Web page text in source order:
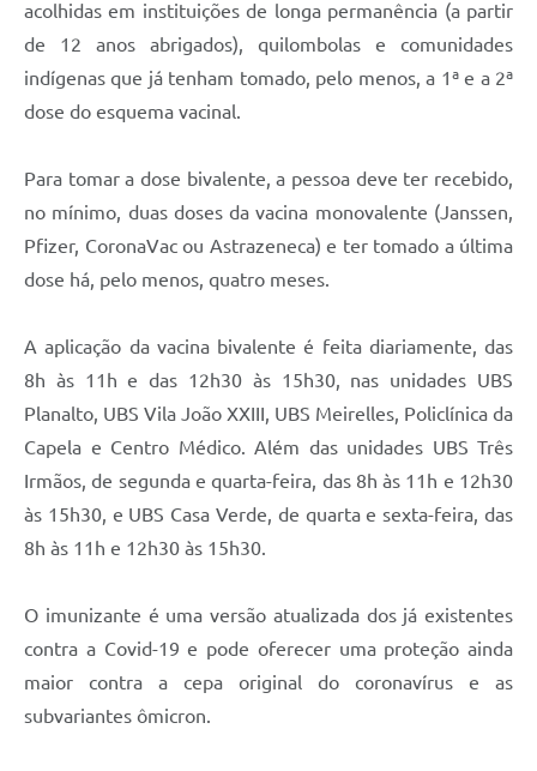
Galeria de Vídeos
Contas Públicas
Links Úteis
acolhidas em instituições de longa permanência (a partir
de 12 anos abrigados), quilombolas e comunidades
indígenas que já tenham tomado, pelo menos, a 1ª e a 2ª
dose do esquema vacinal.
Para tomar a dose bivalente, a pessoa deve ter recebido,
no mínimo, duas doses da vacina monovalente (Janssen,
Pfizer, CoronaVac ou Astrazeneca) e ter tomado a última
dose há, pelo menos, quatro meses.
A aplicação da vacina bivalente é feita diariamente, das
8h às 11h e das 12h30 às 15h30, nas unidades UBS
Planalto, UBS Vila João XXIII, UBS Meirelles, Policlínica da
Capela e Centro Médico. Além das unidades UBS Três
Irmãos, de segunda e quarta-feira, das 8h às 11h e 12h30
às 15h30, e UBS Casa Verde, de quarta e sexta-feira, das
8h às 11h e 12h30 às 15h30.
O imunizante é uma versão atualizada dos já existentes
contra a Covid-19 e pode oferecer uma proteção ainda
maior contra a cepa original do coronavírus e as
subvariantes ômicron.